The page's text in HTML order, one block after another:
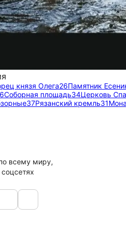
князя Олега26Памятник
Соборная площадь34Церковь
37Рязанский кремль31
всему миру,